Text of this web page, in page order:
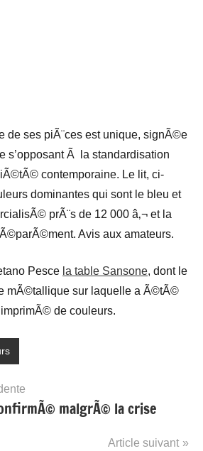
de ses piÃ¨ces est unique, signÃ©e
s’opposant Ã la standardisation
contemporaine. Le lit, ci-
dominantes qui sont le bleu et
prÃ¨s de 12 000 â‚¬ et la
Avis aux amateurs.
Pesce la table Sansone, dont le
mÃ©tallique sur laquelle a Ã©tÃ©
de couleurs.
malgrÃ© la crise
Article suivant